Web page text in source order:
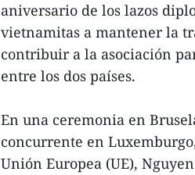
aniversario de los lazos
vietnamitas a mantener la
contribuir a la asociación
entre los dos países.
En una ceremonia en
concurrente en
Unión Europea (UE),